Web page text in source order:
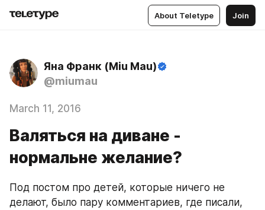
About Teletype Join
Яна Франк (Miu Mau)
@miumau
March 11, 2016
Валяться на диване -
нормальне желание?
Под постом про детей, которые ничего не
делают, было пару комментариев, где писали,